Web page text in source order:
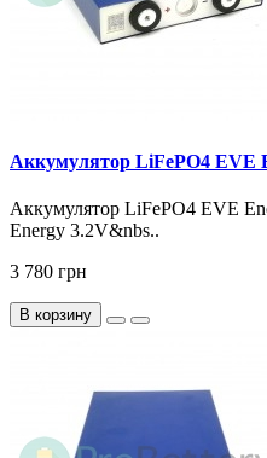
Аккумулятор LiFePO4 EVE
Аккумулятор LiFePO4 EVE
Energy 3.2V&nbs..
3 780 грн
В корзину